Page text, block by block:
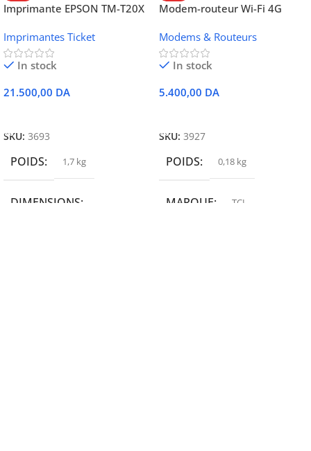
Imprimante EPSON TM-T20X
Ethernet
Imprimantes Ticket
In stock
21.500,00 DA
SKU: 3693
POIDS 1,7 kg
DIMENSIONS
Modem-routeur Wi-Fi 4G
Modems & Routeurs
In stock
5.400,00 DA
SKU: 3927
POIDS 0,18 kg
MARQUE TCL